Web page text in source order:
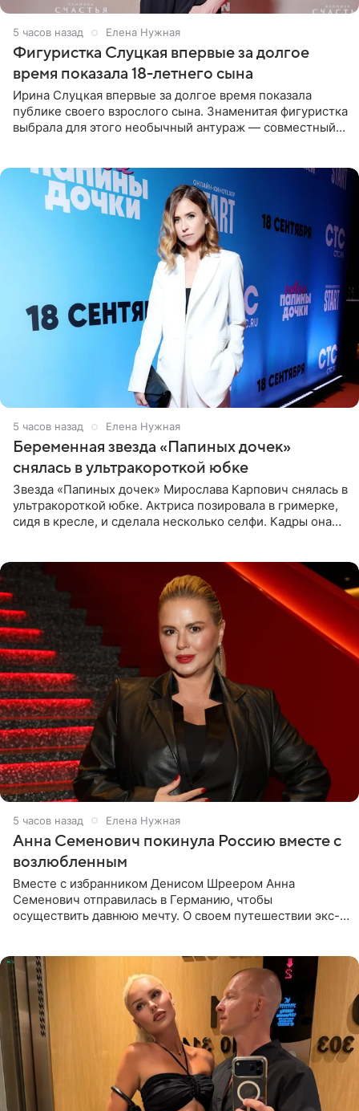
5 часов назад Елена Нужная
Фигуристка Слуцкая впервые за долгое
время показала 18-летнего сына
Ирина Слуцкая впервые за долгое время показала
публике своего взрослого сына. Знаменитая фигуристка
выбрала для этого необычный антураж — совместный
5 часов назад Елена Нужная
Беременная звезда «Папиных дочек»
снялась в ультракороткой юбке
Звезда «Папиных дочек» Мирослава Карпович снялась в
ультракороткой юбке. Актриса позировала в гримерке,
сидя в кресле, и сделала несколько селфи. Кадры она
5 часов назад Елена Нужная
Анна Семенович покинула Россию вместе с
возлюбленным
Вместе с избранником Денисом Шреером Анна
Семенович отправилась в Германию, чтобы
осуществить давнюю мечту. О своем путешествии экс-